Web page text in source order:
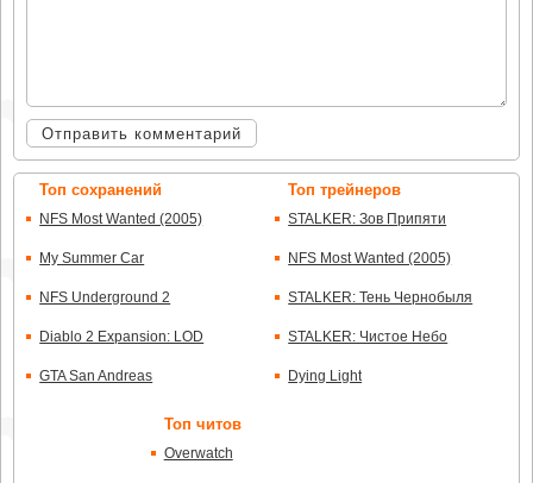
Топ сохранений
NFS Most Wanted (2005)
My Summer Car
NFS Underground 2
Diablo 2 Expansion: LOD
GTA San Andreas
Топ трейнеров
STALKER: Зов Припяти
NFS Most Wanted (2005)
STALKER: Тень Чернобыля
STALKER: Чистое Небо
Dying Light
Топ читов
Overwatch
Отправить комментарий